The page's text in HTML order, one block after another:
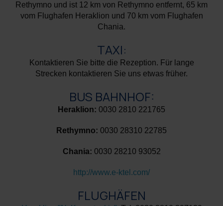
Rethymno und ist 12 km von Rethymno entfernt, 65 km
vom Flughafen Heraklion und 70 km vom Flughafen
Chania.
TΑΧΙ:
Kontaktieren Sie bitte die Rezeption. Für lange
Strecken kontaktieren Sie uns etwas früher.
BUS BAHNHOF:
Heraklion: 0030 2810 221765
Rethymno: 0030 28310 22785
Chania: 0030 28210 93052
http://www.e-ktel.com/
FLUGHÄFEN